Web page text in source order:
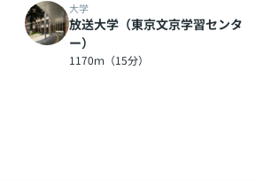
大学
放送大学（東京文京学習センタ
ー）
1170ｍ（15分）